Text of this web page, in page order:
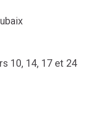
10, 14, 17 et 24